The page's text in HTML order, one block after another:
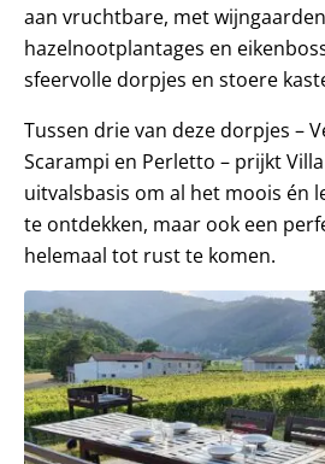
aan vruchtbare, met
hazelnootplantages en
sfeervolle dorpjes en stoere
Tussen drie van deze dorpjes –
Scarampi en Perletto – prijkt
uitvalsbasis om al het moois én
te ontdekken, maar ook een
helemaal tot rust te komen.